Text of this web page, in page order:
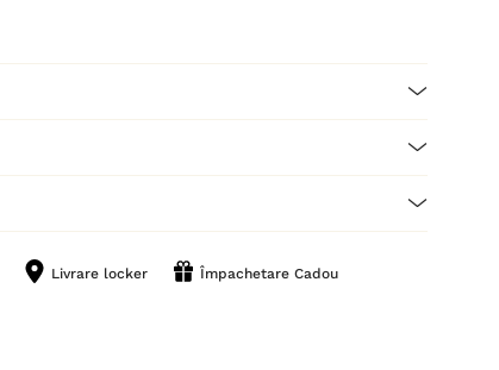
Livrare locker Împachetare Cadou